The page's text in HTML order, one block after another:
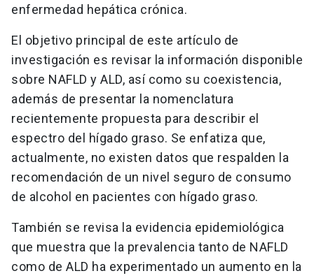
enfermedad hepática crónica.
El objetivo principal de este artículo de
investigación es revisar la información disponible
sobre NAFLD y ALD, así como su coexistencia,
además de presentar la nomenclatura
recientemente propuesta para describir el
espectro del hígado graso. Se enfatiza que,
actualmente, no existen datos que respalden la
recomendación de un nivel seguro de consumo
de alcohol en pacientes con hígado graso.
También se revisa la evidencia epidemiológica
que muestra que la prevalencia tanto de NAFLD
como de ALD ha experimentado un aumento en la